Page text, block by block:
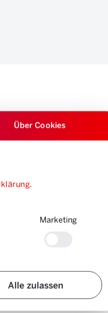
Über Cookies
.
Marketing
Alle zulassen
dépenses pour la
obligatoires comme
fréquemment sous-estimés.
Hormis les dépenses
Intéressant: En ce qui